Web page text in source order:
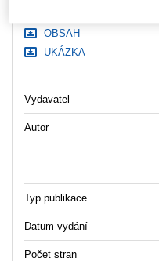
OBSAH
UKÁZKA
Vydavatel
Autor
Typ publikace
Datum vydání
Počet stran